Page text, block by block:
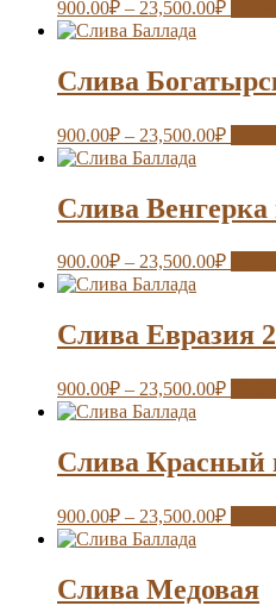
900.00₽ – 23,500.00₽
Слива
900.00₽ – 23,500.00₽
Слива Венгерка
900.00₽ – 23,500.00₽
Слива Евразия
900.00₽ – 23,500.00₽
Слива Красный
900.00₽ – 23,500.00₽
Слива Медовая